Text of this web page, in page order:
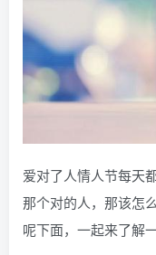
爱对了人情人节每天
那个对的人，那该怎
呢下面，一起来了解